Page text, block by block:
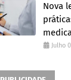
Nova
Julho